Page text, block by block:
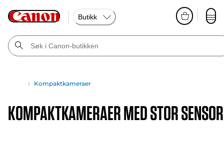
Butikk
Kompaktkameraer
Kompaktkameraer Med Stor Sensor